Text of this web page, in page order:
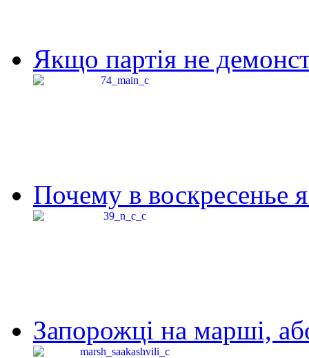
Якщо партія не
Почему в воскресенье
Запорожці на марші,